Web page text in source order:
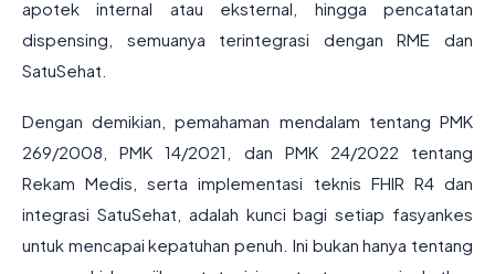
apotek internal atau eksternal, hingga pencatatan
dispensing, semuanya terintegrasi dengan RME dan
SatuSehat.
Dengan demikian, pemahaman mendalam tentang PMK
269/2008, PMK 14/2021, dan PMK 24/2022 tentang
Rekam Medis, serta implementasi teknis FHIR R4 dan
integrasi SatuSehat, adalah kunci bagi setiap fasyankes
untuk mencapai kepatuhan penuh. Ini bukan hanya tentang